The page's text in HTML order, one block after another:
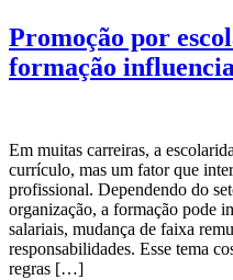
Promoção por
formação
Em muitas carreiras, a
currículo, mas um fator que
profissional. Dependendo do
organização, a formação pode
salariais, mudança de faixa
responsabilidades. Esse tema
regras […]